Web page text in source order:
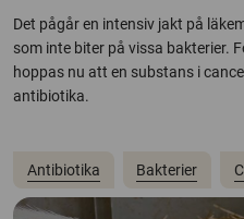
Det pågår en intensiv jakt på
som inte biter på vissa bakterier.
hoppas nu att en substans i
antibiotika.
Antibiotika Bakterier